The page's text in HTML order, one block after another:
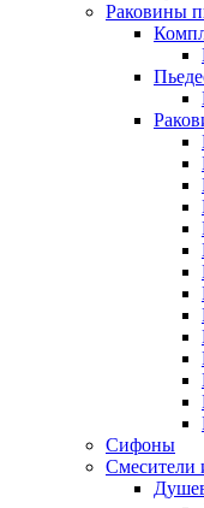
Раковины
Сифоны
Смесители